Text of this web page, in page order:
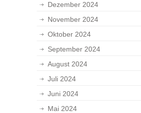
Dezember 2024
November 2024
Oktober 2024
September 2024
August 2024
Juli 2024
Juni 2024
Mai 2024